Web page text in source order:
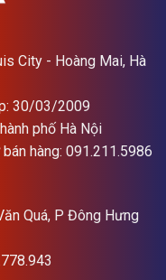
City - Hoàng Mai, Hà
30/03/2009
phố Hà Nội
hàng: 091.211.5986
Quá, P Đông Hưng